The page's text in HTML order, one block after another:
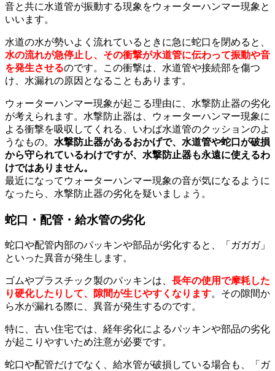
音と共に水道管が振動する現象をウォーターハンマー現象と
いいます。
水道の水が勢いよく流れているときに急に蛇口を閉めると、
水の流れが急停止し、その衝撃が水道管に伝わって振動や音
を発生させるのです。この衝撃は、水道管や接続部を傷つ
け、水漏れの原因となることもあります。
ウォーターハンマー現象が起こる理由に、水撃防止器の劣化
が考えられます。水撃防止器は、ウォーターハンマー現象に
よる衝撃を吸収してくれる、いわば水道管のクッションのよ
うなもの。 水撃防止器があるおかげで、水道管や蛇口が破損
から守られているわけですが、水撃防止器も永遠に使えるわ
けではありません。
最近になってウォーターハンマー現象の音が気になるように
なったら、水撃防止器の劣化を疑いましょう。
蛇口・配管・給水管の劣化
蛇口や配管内部のパッキンや部品が劣化すると、「ガガガ」
といった異音が発生します。
ゴムやプラスチック製のパッキンは、 長年の使用で摩耗した
り硬化したりして、隙間が生じやすくなります。その隙間か
ら水が漏れる際に、異音が発生するのです。
特に、古い住宅では、経年劣化によるパッキンや部品の劣化
が起こりやすいため注意が必要です。
蛇口や配管だけでなく、給水管が破損している場合も、「ガ